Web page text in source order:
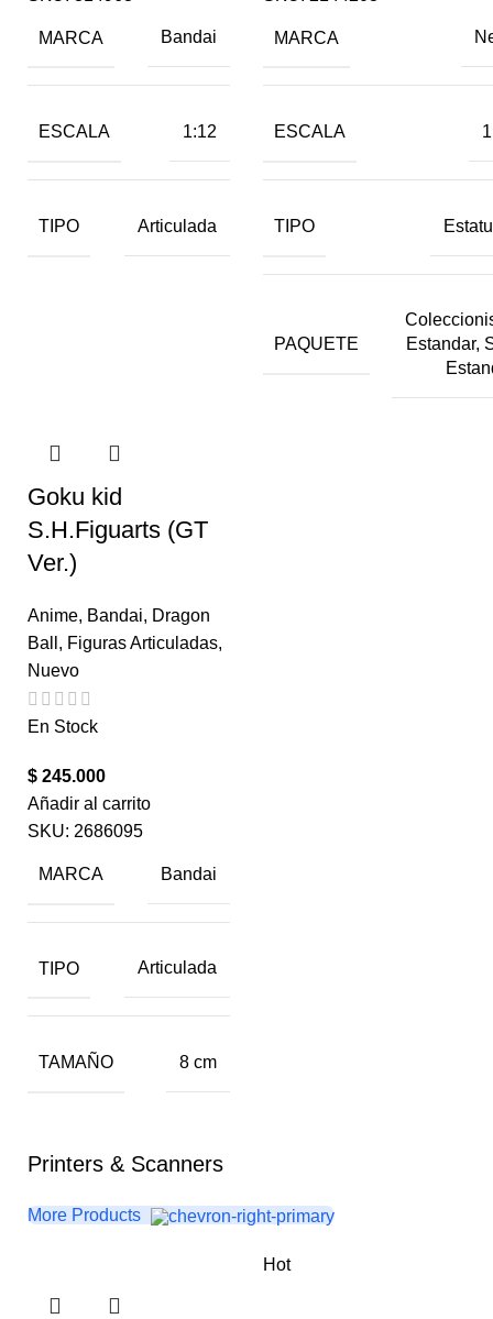
MARCA Bandai
ESCALA 1:12
TIPO Articulada
MARCA
ESCALA
TIPO
PAQUETE
Estandar,
Goku kid
S.H.Figuarts (GT
Ver.)
Anime, Bandai, Dragon
Ball , Figuras Articuladas,
Nuevo
En Stock
$ 245.000
Añadir al carrito
SKU: 2686095
MARCA Bandai
TIPO Articulada
TAMAÑO 8 cm
Printers & Scanners
More Products
Hot